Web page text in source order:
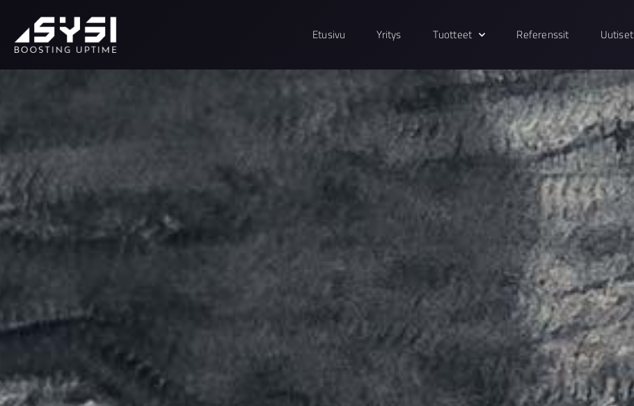
Etusivu Yritys Tuotteet Referenssit Uutiset